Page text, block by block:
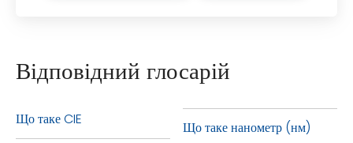
Відповідний глосарій
Що таке CIE Що таке нанометр (нм)